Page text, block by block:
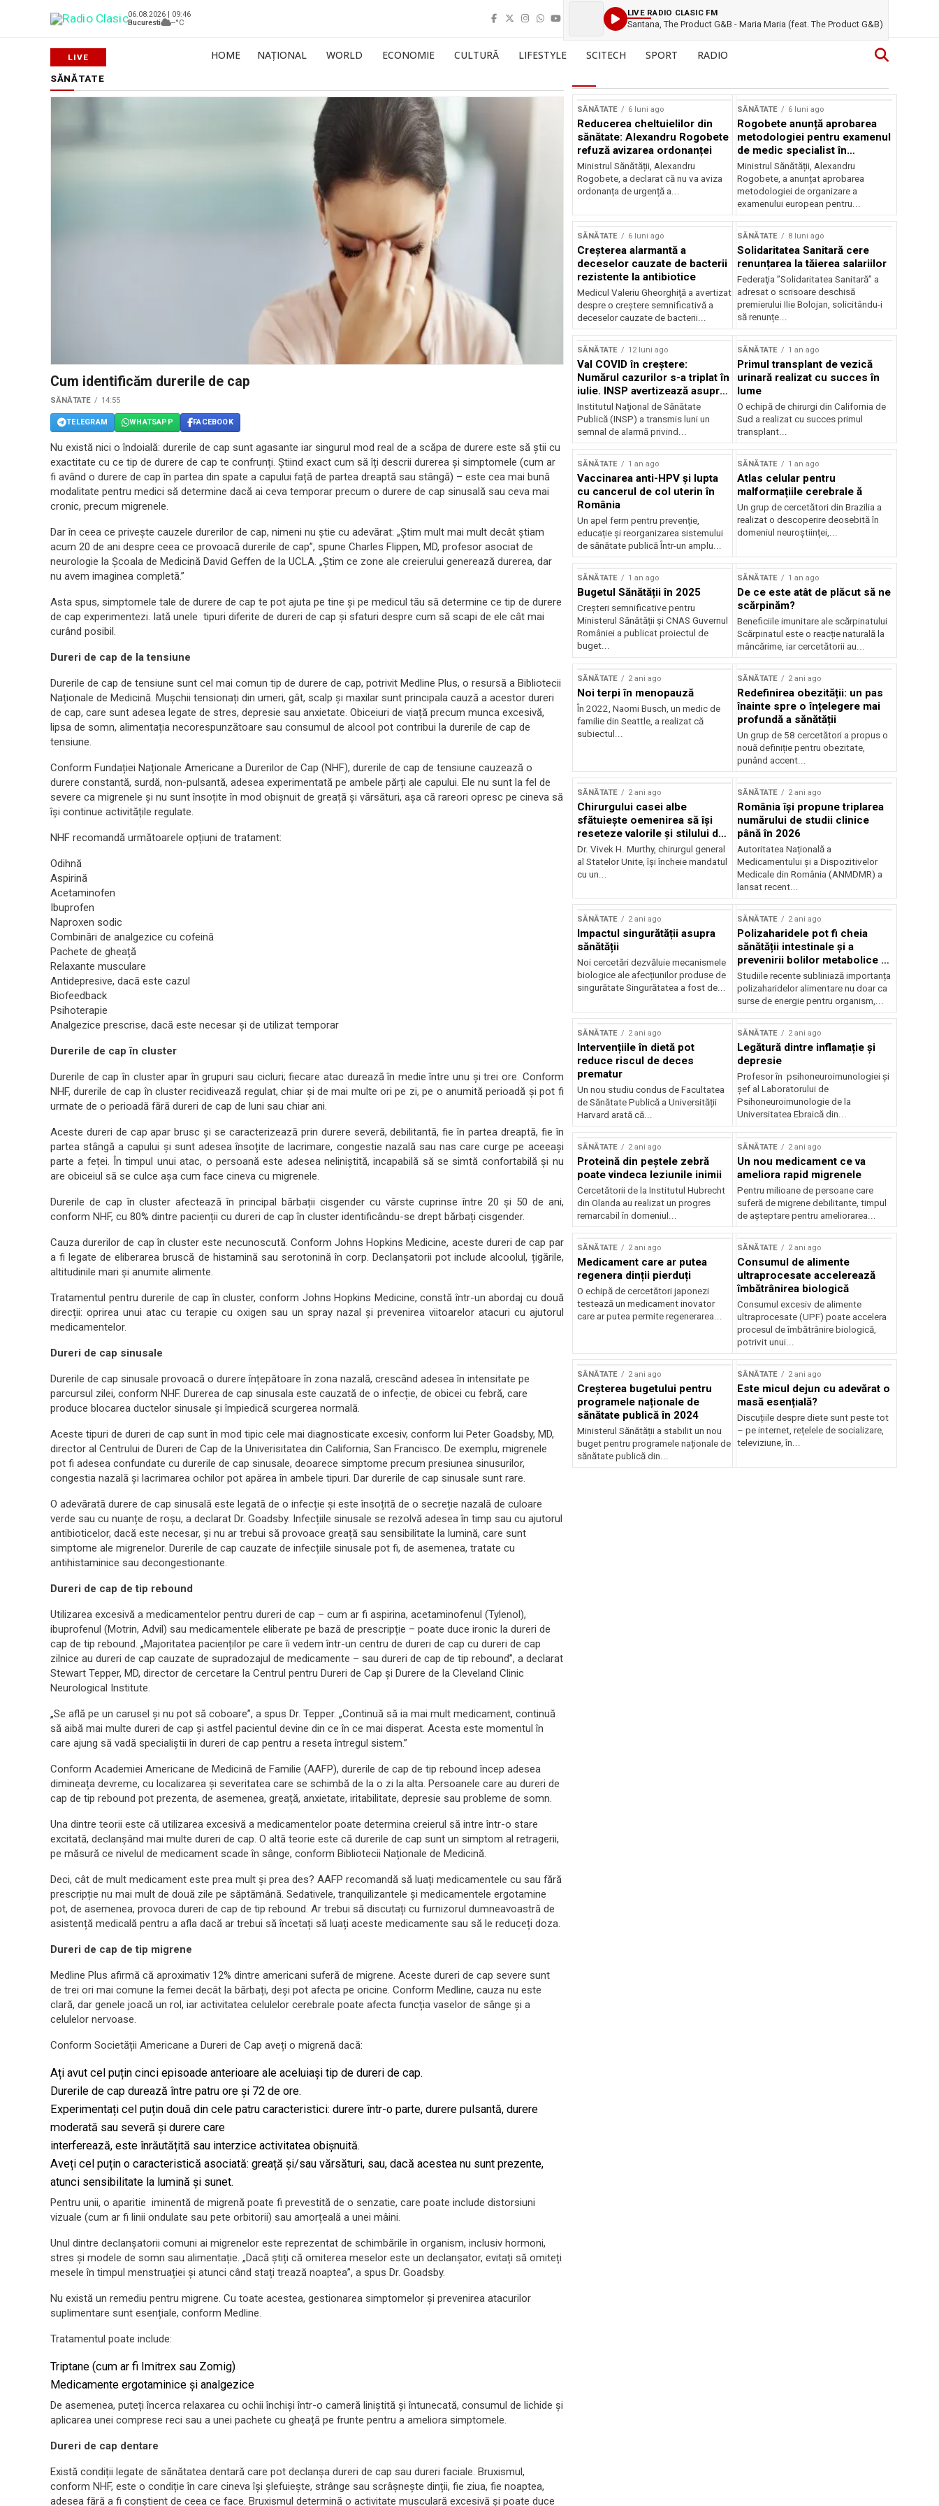
06.08.2026 | 09:46
Bucuresti
--°C
LIVE RADIO CLASIC FM
Santana, The Product G&B - Maria Maria (feat. The Product G&B)
HOME NAȚIONAL WORLD ECONOMIE CULTURĂ LIFESTYLE SCITECH SPORT RADIO
SĂNĂTATE
Cum identificăm durerile de cap
SĂNĂTATE 14:55
TELEGRAM WHATSAPP FACEBOOK
Nu există nici o îndoială: durerile de cap sunt agasante iar singurul mod real de a scăpa de durere este să știi cu
exactitate cu ce tip de durere de cap te confrunți. Știind exact cum să îți descrii durerea și simptomele (cum ar
fi având o durere de cap în partea din spate a capului față de partea dreaptă sau stângă) – este cea mai bună
modalitate pentru medici să determine dacă ai ceva temporar precum o durere de cap sinusală sau ceva mai
cronic, precum migrenele.
Dar în ceea ce privește cauzele durerilor de cap, nimeni nu știe cu adevărat: „Știm mult mai mult decât știam
acum 20 de ani despre ceea ce provoacă durerile de cap”, spune Charles Flippen, MD, profesor asociat de
neurologie la Școala de Medicină David Geffen de la UCLA. „Știm ce zone ale creierului generează durerea, dar
nu avem imaginea completă.”
Asta spus, simptomele tale de durere de cap te pot ajuta pe tine și pe medicul tău să determine ce tip de durere
de cap experimentezi. Iată unele tipuri diferite de dureri de cap și sfaturi despre cum să scapi de ele cât mai
curând posibil.
Dureri de cap de la tensiune
Durerile de cap de tensiune sunt cel mai comun tip de durere de cap, potrivit Medline Plus, o resursă a Bibliotecii
Naționale de Medicină. Mușchii tensionați din umeri, gât, scalp și maxilar sunt principala cauză a acestor dureri
de cap, care sunt adesea legate de stres, depresie sau anxietate. Obiceiuri de viață precum munca excesivă,
lipsa de somn, alimentația necorespunzătoare sau consumul de alcool pot contribui la durerile de cap de
tensiune.
Conform Fundației Naționale Americane a Durerilor de Cap (NHF), durerile de cap de tensiune cauzează o
durere constantă, surdă, non-pulsantă, adesea experimentată pe ambele părți ale capului. Ele nu sunt la fel de
severe ca migrenele și nu sunt însoțite în mod obișnuit de greață și vărsături, așa că rareori opresc pe cineva să
își continue activitățile regulate.
NHF recomandă următoarele opțiuni de tratament:
Odihnă
Aspirină
Acetaminofen
Ibuprofen
Naproxen sodic
Combinări de analgezice cu cofeină
Pachete de gheață
Relaxante musculare
Antidepresive, dacă este cazul
Biofeedback
Psihoterapie
Analgezice prescrise, dacă este necesar și de utilizat temporar
Durerile de cap în cluster
Durerile de cap în cluster apar în grupuri sau cicluri; fiecare atac durează în medie între unu și trei ore. Conform
NHF, durerile de cap în cluster recidivează regulat, chiar și de mai multe ori pe zi, pe o anumită perioadă și pot fi
urmate de o perioadă fără dureri de cap de luni sau chiar ani.
Aceste dureri de cap apar brusc și se caracterizează prin durere severă, debilitantă, fie în partea dreaptă, fie în
partea stângă a capului și sunt adesea însoțite de lacrimare, congestie nazală sau nas care curge pe aceeași
parte a feței. În timpul unui atac, o persoană este adesea neliniștită, incapabilă să se simtă confortabilă și nu
are obiceiul să se culce așa cum face cineva cu migrenele.
Durerile de cap în cluster afectează în principal bărbații cisgender cu vârste cuprinse între 20 și 50 de ani,
conform NHF, cu 80% dintre pacienții cu dureri de cap în cluster identificându-se drept bărbați cisgender.
Cauza durerilor de cap în cluster este necunoscută. Conform Johns Hopkins Medicine, aceste dureri de cap par
a fi legate de eliberarea bruscă de histamină sau serotonină în corp. Declanșatorii pot include alcoolul, țigările,
altitudinile mari și anumite alimente.
Tratamentul pentru durerile de cap în cluster, conform Johns Hopkins Medicine, constă într-un abordaj cu două
direcții: oprirea unui atac cu terapie cu oxigen sau un spray nazal și prevenirea viitoarelor atacuri cu ajutorul
medicamentelor.
Dureri de cap sinusale
Durerile de cap sinusale provoacă o durere înțepătoare în zona nazală, crescând adesea în intensitate pe
parcursul zilei, conform NHF. Durerea de cap sinusala este cauzată de o infecție, de obicei cu febră, care
produce blocarea ductelor sinusale și împiedică scurgerea normală.
Aceste tipuri de dureri de cap sunt în mod tipic cele mai diagnosticate excesiv, conform lui Peter Goadsby, MD,
director al Centrului de Dureri de Cap de la Univerisitatea din California, San Francisco. De exemplu, migrenele
pot fi adesea confundate cu durerile de cap sinusale, deoarece simptome precum presiunea sinusurilor,
congestia nazală și lacrimarea ochilor pot apărea în ambele tipuri. Dar durerile de cap sinusale sunt rare.
O adevărată durere de cap sinusală este legată de o infecție și este însoțită de o secreție nazală de culoare
verde sau cu nuanțe de roșu, a declarat Dr. Goadsby. Infecțiile sinusale se rezolvă adesea în timp sau cu ajutorul
antibioticelor, dacă este necesar, și nu ar trebui să provoace greață sau sensibilitate la lumină, care sunt
simptome ale migrenelor. Durerile de cap cauzate de infecțiile sinusale pot fi, de asemenea, tratate cu
antihistaminice sau decongestionante.
Dureri de cap de tip rebound
Utilizarea excesivă a medicamentelor pentru dureri de cap – cum ar fi aspirina, acetaminofenul (Tylenol),
ibuprofenul (Motrin, Advil) sau medicamentele eliberate pe bază de prescripție – poate duce ironic la dureri de
cap de tip rebound. „Majoritatea pacienților pe care îi vedem într-un centru de dureri de cap cu dureri de cap
zilnice au dureri de cap cauzate de supradozajul de medicamente – sau dureri de cap de tip rebound”, a declarat
Stewart Tepper, MD, director de cercetare la Centrul pentru Dureri de Cap și Durere de la Cleveland Clinic
Neurological Institute.
„Se află pe un carusel și nu pot să coboare”, a spus Dr. Tepper. „Continuă să ia mai mult medicament, continuă
să aibă mai multe dureri de cap și astfel pacientul devine din ce în ce mai disperat. Acesta este momentul în
care ajung să vadă specialiștii în dureri de cap pentru a reseta întregul sistem.”
Conform Academiei Americane de Medicină de Familie (AAFP), durerile de cap de tip rebound încep adesea
dimineața devreme, cu localizarea și severitatea care se schimbă de la o zi la alta. Persoanele care au dureri de
cap de tip rebound pot prezenta, de asemenea, greață, anxietate, iritabilitate, depresie sau probleme de somn.
Una dintre teorii este că utilizarea excesivă a medicamentelor poate determina creierul să intre într-o stare
excitată, declanșând mai multe dureri de cap. O altă teorie este că durerile de cap sunt un simptom al retragerii,
pe măsură ce nivelul de medicament scade în sânge, conform Bibliotecii Naționale de Medicină.
Deci, cât de mult medicament este prea mult și prea des? AAFP recomandă să luați medicamentele cu sau fără
prescripție nu mai mult de două zile pe săptămână. Sedativele, tranquilizantele și medicamentele ergotamine
pot, de asemenea, provoca dureri de cap de tip rebound. Ar trebui să discutați cu furnizorul dumneavoastră de
asistență medicală pentru a afla dacă ar trebui să încetați să luați aceste medicamente sau să le reduceți doza.
Dureri de cap de tip migrene
Medline Plus afirmă că aproximativ 12% dintre americani suferă de migrene. Aceste dureri de cap severe sunt
de trei ori mai comune la femei decât la bărbați, deși pot afecta pe oricine. Conform Medline, cauza nu este
clară, dar genele joacă un rol, iar activitatea celulelor cerebrale poate afecta funcția vaselor de sânge și a
celulelor nervoase.
Conform Societății Americane a Dureri de Cap aveți o migrenă dacă:
Ați avut cel puțin cinci episoade anterioare ale aceluiași tip de dureri de cap.
Durerile de cap durează între patru ore și 72 de ore.
Experimentați cel puțin două din cele patru caracteristici: durere într-o parte, durere pulsantă, durere
moderată sau severă și durere care
interferează, este înrăutățită sau interzice activitatea obișnuită.
Aveți cel puțin o caracteristică asociată: greață și/sau vărsături, sau, dacă acestea nu sunt prezente,
atunci sensibilitate la lumină și sunet.
Pentru unii, o aparitie iminentă de migrenă poate fi prevestită de o senzatie, care poate include distorsiuni
vizuale (cum ar fi linii ondulate sau pete orbitorii) sau amorțeală a unei mâini.
Unul dintre declanșatorii comuni ai migrenelor este reprezentat de schimbările în organism, inclusiv hormoni,
stres și modele de somn sau alimentație. „Dacă știți că omiterea meselor este un declanșator, evitați să omiteți
mesele în timpul menstruației și atunci când stați trează noaptea”, a spus Dr. Goadsby.
Nu există un remediu pentru migrene. Cu toate acestea, gestionarea simptomelor și prevenirea atacurilor
suplimentare sunt esențiale, conform Medline.
Tratamentul poate include:
Triptane (cum ar fi Imitrex sau Zomig)
Medicamente ergotaminice și analgezice
De asemenea, puteți încerca relaxarea cu ochii închiși într-o cameră liniștită și întunecată, consumul de lichide și
aplicarea unei comprese reci sau a unei pachete cu gheață pe frunte pentru a ameliora simptomele.
Dureri de cap dentare
Există condiții legate de sănătatea dentară care pot declanșa dureri de cap sau dureri faciale. Bruxismul,
conform NHF, este o condiție în care cineva își șlefuiește, strânge sau scrâșnește dinții, fie ziua, fie noaptea,
adesea fără a fi conștient de ceea ce face. Bruxismul determină o activitate musculară excesivă și poate duce
SĂNĂTATE 6 luni ago
Reducerea cheltuielilor din
sănătate: Alexandru Rogobete
refuză avizarea ordonanței
Ministrul Sănătății, Alexandru
Rogobete, a declarat că nu va aviza
ordonanța de urgență a...
SĂNĂTATE 6 luni ago
Rogobete anunță aprobarea
metodologiei pentru examenul
de medic specialist în
radiologie
Ministrul Sănătății, Alexandru
Rogobete, a anunțat aprobarea
metodologiei de organizare a
examenului european pentru...
SĂNĂTATE 6 luni ago
Creșterea alarmantă a
deceselor cauzate de bacterii
rezistente la antibiotice
Medicul Valeriu Gheorghiţă a avertizat
despre o creștere semnificativă a
deceselor cauzate de bacterii...
SĂNĂTATE 8 luni ago
Solidaritatea Sanitară cere
renunțarea la tăierea salariilor
Federaţia ”Solidaritatea Sanitară” a
adresat o scrisoare deschisă
premierului Ilie Bolojan, solicitându-i
să renunțe...
SĂNĂTATE 12 luni ago
Val COVID în creștere:
Numărul cazurilor s-a triplat în
iulie. INSP avertizează asupra
unui nou val de infectări
Institutul Naţional de Sănătate
Publică (INSP) a transmis luni un
semnal de alarmă privind...
SĂNĂTATE 1 an ago
Primul transplant de vezică
urinară realizat cu succes în
lume
O echipă de chirurgi din California de
Sud a realizat cu succes primul
transplant...
SĂNĂTATE 1 an ago
Vaccinarea anti-HPV și lupta
cu cancerul de col uterin în
România
Un apel ferm pentru prevenție,
educație și reorganizarea sistemului
de sănătate publică Într-un amplu...
SĂNĂTATE 1 an ago
Atlas celular pentru
malformațiile cerebrale ă
Un grup de cercetători din Brazilia a
realizat o descoperire deosebită în
domeniul neuroștiinței,...
SĂNĂTATE 1 an ago
Bugetul Sănătății în 2025
Creșteri semnificative pentru
Ministerul Sănătății și CNAS Guvernul
României a publicat proiectul de
buget...
SĂNĂTATE 1 an ago
De ce este atât de plăcut să ne
scărpinăm?
Beneficiile imunitare ale scărpinatului
Scărpinatul este o reacție naturală la
mâncărime, iar cercetătorii au...
SĂNĂTATE 2 ani ago
Noi terpi în menopauză
În 2022, Naomi Busch, un medic de
familie din Seattle, a realizat că
subiectul...
SĂNĂTATE 2 ani ago
Redefinirea obezității: un pas
înainte spre o înțelegere mai
profundă a sănătății
Un grup de 58 cercetători a propus o
nouă definiție pentru obezitate,
punând accent...
SĂNĂTATE 2 ani ago
Chirurgului casei albe
sfătuiește oemenirea să își
reseteze valorile și stilului de
viață
Dr. Vivek H. Murthy, chirurgul general
al Statelor Unite, își încheie mandatul
cu un...
SĂNĂTATE 2 ani ago
România își propune triplarea
numărului de studii clinice
până în 2026
Autoritatea Națională a
Medicamentului și a Dispozitivelor
Medicale din România (ANMDMR) a
lansat recent...
SĂNĂTATE 2 ani ago
Impactul singurătății asupra
sănătății
Noi cercetări dezvăluie mecanismele
biologice ale afecțiunilor produse de
singurătate Singurătatea a fost de...
SĂNĂTATE 2 ani ago
Polizaharidele pot fi cheia
sănătății intestinale și a
prevenirii bolilor metabolice și
inflamatorii
Studiile recente subliniază importanța
polizaharidelor alimentare nu doar ca
surse de energie pentru organism,...
SĂNĂTATE 2 ani ago
Intervențiile în dietă pot
reduce riscul de deces
prematur
Un nou studiu condus de Facultatea
de Sănătate Publică a Universității
Harvard arată că...
SĂNĂTATE 2 ani ago
Legătură dintre inflamație și
depresie
Profesor în psihoneuroimunologiei și
șef al Laboratorului de
Psihoneuroimunologie de la
Universitatea Ebraică din...
SĂNĂTATE 2 ani ago
Proteină din peștele zebră
poate vindeca leziunile inimii
Cercetătorii de la Institutul Hubrecht
din Olanda au realizat un progres
remarcabil în domeniul...
SĂNĂTATE 2 ani ago
Un nou medicament ce va
ameliora rapid migrenele
Pentru milioane de persoane care
suferă de migrene debilitante, timpul
de așteptare pentru ameliorarea...
SĂNĂTATE 2 ani ago
Medicament care ar putea
regenera dinții pierduți
O echipă de cercetători japonezi
testează un medicament inovator
care ar putea permite regenerarea...
SĂNĂTATE 2 ani ago
Consumul de alimente
ultraprocesate accelerează
îmbătrânirea biologică
Consumul excesiv de alimente
ultraprocesate (UPF) poate accelera
procesul de îmbătrânire biologică,
potrivit unui...
SĂNĂTATE 2 ani ago
Creșterea bugetului pentru
programele naționale de
sănătate publică în 2024
Ministerul Sănătății a stabilit un nou
buget pentru programele naționale de
sănătate publică din...
SĂNĂTATE 2 ani ago
Este micul dejun cu adevărat o
masă esențială?
Discuțiile despre diete sunt peste tot
– pe internet, rețelele de socializare,
televiziune, în...